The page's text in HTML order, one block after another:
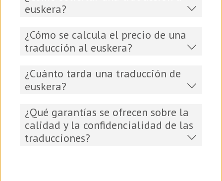
euskera?
¿Cómo se calcula el precio de una
traducción al euskera?
¿Cuánto tarda una traducción de
euskera?
¿Qué garantías se ofrecen sobre la
calidad y la confidencialidad de las
traducciones?